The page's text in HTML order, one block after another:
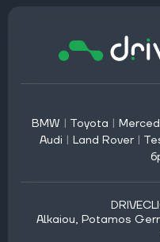
BMW | Toyota |
Audi | Land Rover |
Alkaiou, Potamos